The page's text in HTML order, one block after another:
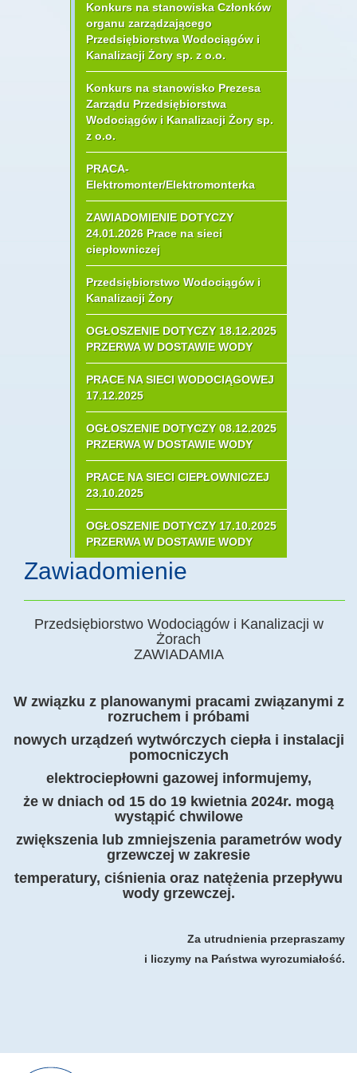
Konkurs na stanowiska Członków
organu zarządzającego
Przedsiębiorstwa Wodociągów i
Kanalizacji Żory sp. z o.o.
Konkurs na stanowisko Prezesa
Zarządu Przedsiębiorstwa
Wodociągów i Kanalizacji Żory sp.
z o.o.
PRACA-
Elektromonter/Elektromonterka
ZAWIADOMIENIE DOTYCZY
24.01.2026 Prace na sieci
ciepłowniczej
Przedsiębiorstwo Wodociągów i
Kanalizacji Żory
OGŁOSZENIE DOTYCZY 18.12.2025
PRZERWA W DOSTAWIE WODY
PRACE NA SIECI WODOCIĄGOWEJ
17.12.2025
OGŁOSZENIE DOTYCZY 08.12.2025
PRZERWA W DOSTAWIE WODY
PRACE NA SIECI CIEPŁOWNICZEJ
23.10.2025
OGŁOSZENIE DOTYCZY 17.10.2025
PRZERWA W DOSTAWIE WODY
Zawiadomienie
Przedsiębiorstwo Wodociągów i Kanalizacji w
Żorach
ZAWIADAMIA
W związku z planowanymi pracami związanymi z
rozruchem i próbami
nowych urządzeń wytwórczych ciepła i instalacji
pomocniczych
elektrociepłowni gazowej informujemy,
że w dniach od 15 do 19 kwietnia 2024r. mogą
wystąpić chwilowe
zwiększenia lub zmniejszenia parametrów wody
grzewczej w zakresie
temperatury, ciśnienia oraz natężenia przepływu
wody grzewczej.
Za utrudnienia przepraszamy
i liczymy na Państwa wyrozumiałość.